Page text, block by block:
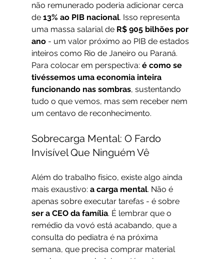
não remunerado poderia adicionar cerca
de 13% ao PIB nacional. Isso representa
uma massa salarial de R$ 905 bilhões por
ano - um valor próximo ao PIB de estados
inteiros como Rio de Janeiro ou Paraná.
Para colocar em perspectiva: é como se
tivéssemos uma economia inteira
funcionando nas sombras, sustentando
tudo o que vemos, mas sem receber nem
um centavo de reconhecimento.
Sobrecarga Mental: O Fardo
Invisível Que Ninguém Vê
Além do trabalho físico, existe algo ainda
mais exaustivo: a carga mental. Não é
apenas sobre executar tarefas - é sobre
ser a CEO da família. É lembrar que o
remédio da vovó está acabando, que a
consulta do pediatra é na próxima
semana, que precisa comprar material